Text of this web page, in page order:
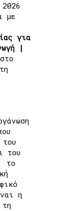
με
για
|
του
το
η